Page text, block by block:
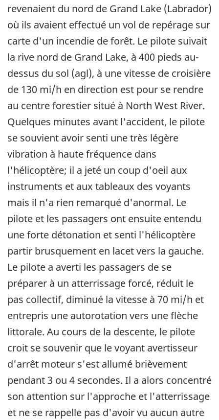
revenaient du nord de Grand Lake (Labrador)
où ils avaient effectué un vol de repérage sur
carte d'un incendie de forêt. Le pilote suivait
la rive nord de Grand Lake, à 400 pieds au-
dessus du sol (agl), à une vitesse de croisière
de 130 mi/h en direction est pour se rendre
au centre forestier situé à North West River.
Quelques minutes avant l'accident, le pilote
se souvient avoir senti une très légère
vibration à haute fréquence dans
l'hélicoptère; il a jeté un coup d'oeil aux
instruments et aux tableaux des voyants
mais il n'a rien remarqué d'anormal. Le
pilote et les passagers ont ensuite entendu
une forte détonation et senti l'hélicoptère
partir brusquement en lacet vers la gauche.
Le pilote a averti les passagers de se
préparer à un atterrissage forcé, réduit le
pas collectif, diminué la vitesse à 70 mi/h et
entrepris une autorotation vers une flèche
littorale. Au cours de la descente, le pilote
croit se souvenir que le voyant avertisseur
d'arrêt moteur s'est allumé brièvement
pendant 3 ou 4 secondes. Il a alors concentré
son attention sur l'approche et l'atterrissage
et ne se rappelle pas d'avoir vu aucun autre